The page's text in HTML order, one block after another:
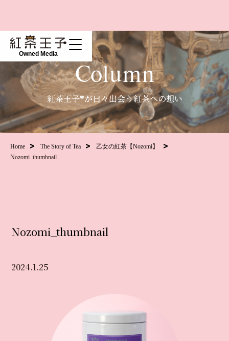
Owned Media
Column
紅茶王子®が日々出会う紅茶への想い
Home The Story of Tea
乙女の紅茶【Nozomi】
Nozomi_thumbnail
Nozomi_thumbnail
2024.1.25